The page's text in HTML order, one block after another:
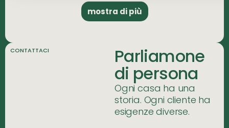
mostra di più
CONTATTACI Parliamone
di persona
Ogni casa ha una
storia. Ogni cliente ha
esigenze diverse.